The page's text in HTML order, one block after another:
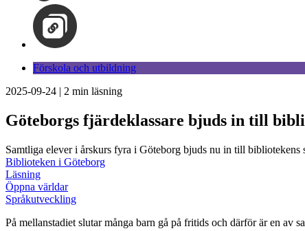
Förskola och utbildning
2025-09-24 | 2 min läsning
Göteborgs fjärdeklassare bjuds in till
Samtliga elever i årskurs fyra i Göteborg bjuds nu in till
Biblioteken i Göteborg
Läsning
Öppna världar
Språkutveckling
På mellanstadiet slutar många barn gå på fritids och därför är en